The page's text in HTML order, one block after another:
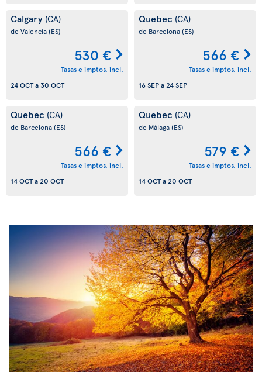
Calgary (CA)
de Valencia(ES)
530 €
Tasas e imptos. incl.
24 OCTa 30 OCT
Quebec (CA)
de Barcelona(ES)
566 €
Tasas e imptos. incl.
16 SEPa24 SEP
Quebec (CA)
de Barcelona(ES)
566 €
Tasas e imptos. incl.
14 OCTa20 OCT
Quebec (CA)
de Málaga(ES)
579 €
Tasas e imptos. incl.
14 OCTa20 OCT